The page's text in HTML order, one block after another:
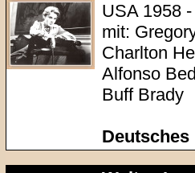
USA 1958
mit:
Charlton
Alfonso
Buff Brady